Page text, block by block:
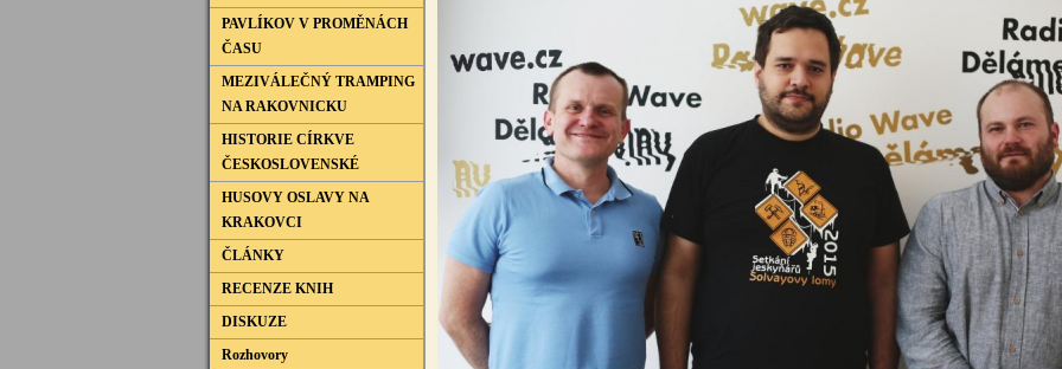
PAVLÍKOV V PROMĚNÁCH
ČASU
MEZIVÁLEČNÝ TRAMPING
NA RAKOVNICKU
HISTORIE CÍRKVE
ČESKOSLOVENSKÉ
HUSOVY OSLAVY NA
KRAKOVCI
ČLÁNKY
RECENZE KNIH
DISKUZE
Rozhovory